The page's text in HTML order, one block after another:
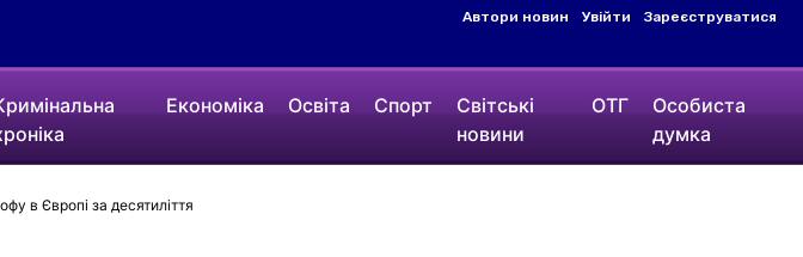
Автори новин Увійти Зареєструватися
Економіка Освіта Спорт
Світські
новини
ОТГ
Особиста
думка
в Європі за десятиліття